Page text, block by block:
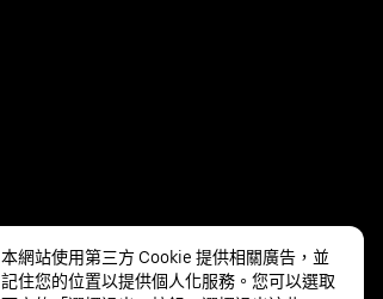
本網站使用第三方 Cookie 提供相關廣告，並
記住您的位置以提供個人化服務。您可以選取